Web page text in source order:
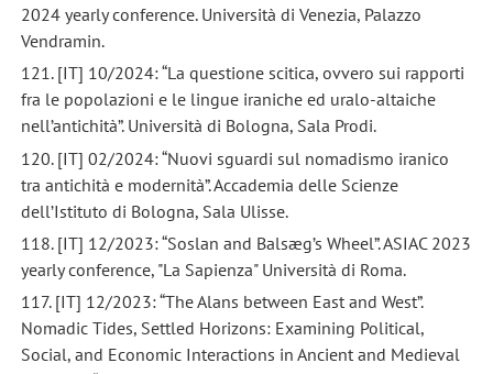
2024 yearly conference. Università di Venezia, Palazzo
Vendramin.
121. [IT] 10/2024: “La questione scitica, ovvero sui rapporti
fra le popolazioni e le lingue iraniche ed uralo-altaiche
nell’antichità”. Università di Bologna, Sala Prodi.
120. [IT] 02/2024: “Nuovi sguardi sul nomadismo iranico
tra antichità e modernità”. Accademia delle Scienze
dell’Istituto di Bologna, Sala Ulisse.
118. [IT] 12/2023: “Soslan and Balsæg’s Wheel”. ASIAC 2023
yearly conference, "La Sapienza" Università di Roma.
117. [IT] 12/2023: “The Alans between East and West”.
Nomadic Tides, Settled Horizons: Examining Political,
Social, and Economic Interactions in Ancient and Medieval